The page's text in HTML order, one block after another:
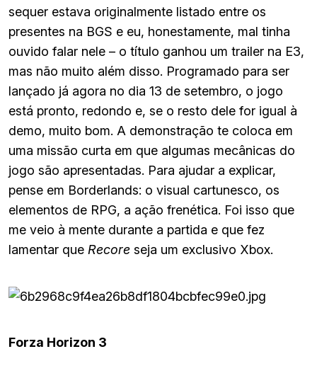
sequer estava originalmente listado entre os
presentes na BGS e eu, honestamente, mal tinha
ouvido falar nele – o título ganhou um trailer na E3,
mas não muito além disso. Programado para ser
lançado já agora no dia 13 de setembro, o jogo
está pronto, redondo e, se o resto dele for igual à
demo, muito bom. A demonstração te coloca em
uma missão curta em que algumas mecânicas do
jogo são apresentadas. Para ajudar a explicar,
pense em Borderlands: o visual cartunesco, os
elementos de RPG, a ação frenética. Foi isso que
me veio à mente durante a partida e que fez
lamentar que Recore seja um exclusivo Xbox.
Forza Horizon 3